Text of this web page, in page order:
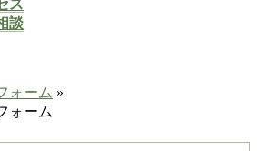
ス
談
ォーム »
ォーム